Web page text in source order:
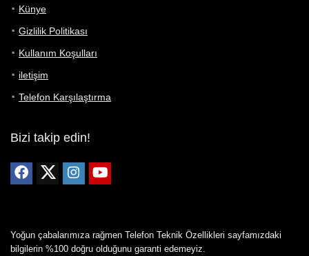
Künye
Gizlilik Politikası
Kullanım Koşulları
iletişim
Telefon Karşılaştırma
Bizi takip edin!
Yoğun çabalarımıza rağmen Telefon Teknik Özellikleri sayfamızdaki
bilgilerin %100 doğru olduğunu garanti edemeyiz.